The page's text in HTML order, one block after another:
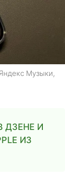
Музыки,
ДЗЕНЕ И
ИЗ